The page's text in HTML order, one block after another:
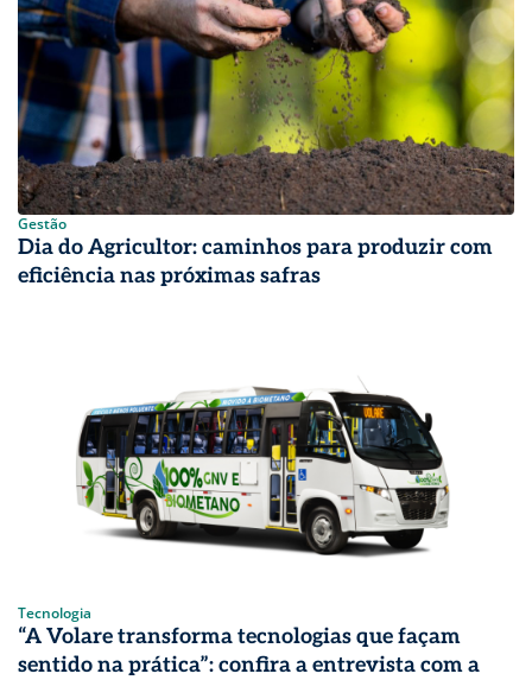
Gestão
Dia do Agricultor: caminhos para produzir com
eficiência nas próximas safras
Tecnologia
“A Volare transforma tecnologias que façam
sentido na prática”: confira a entrevista com a